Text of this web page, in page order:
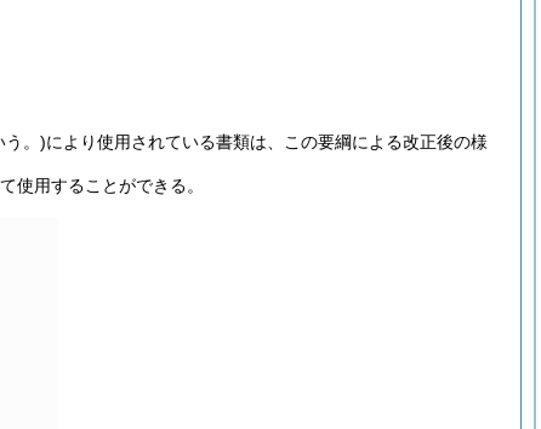
う。)により使用されている書類は、この要綱による改正後の様
使用することができる。